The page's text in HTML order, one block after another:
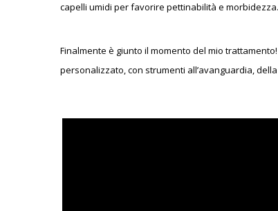
capelli umidi per favorire pettinabilità e morbidezza.
Finalmente è giunto il momento del mio
personalizzato, con strumenti all’avanguardia,